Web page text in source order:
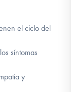
el ciclo del
síntomas
y